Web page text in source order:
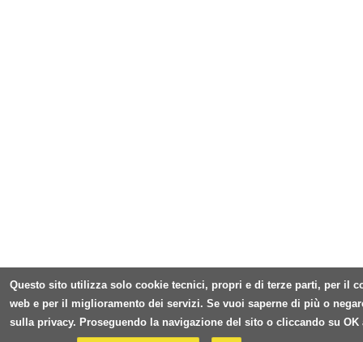
Questo sito utilizza solo cookie tecnici, propri e di terze parti, per il
web e per il miglioramento dei servizi. Se vuoi saperne di più o
sulla privacy. Proseguendo la navigazione del sito o cliccando su